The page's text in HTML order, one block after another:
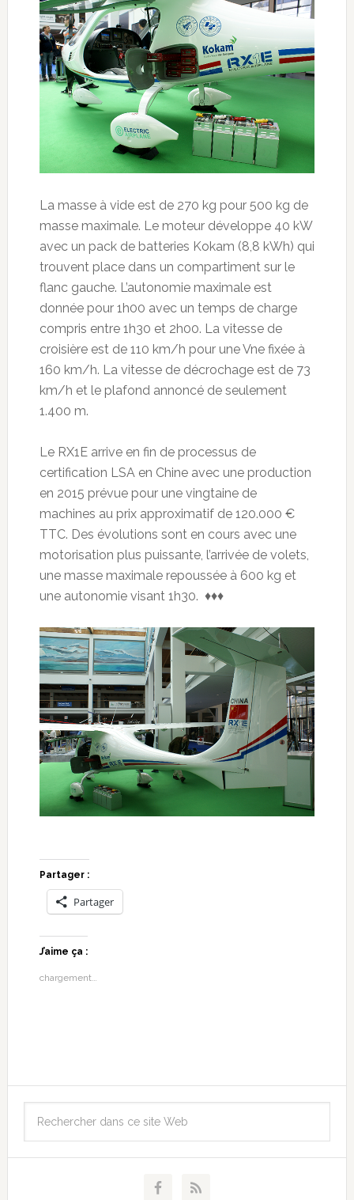
La masse à vide est de 270 kg pour 500 kg de
masse maximale. Le moteur développe 40 kW
avec un pack de batteries Kokam (8,8 kWh) qui
trouvent place dans un compartiment sur le
flanc gauche. L’autonomie maximale est
donnée pour 1h00 avec un temps de charge
compris entre 1h30 et 2h00. La vitesse de
croisière est de 110 km/h pour une Vne fixée à
160 km/h. La vitesse de décrochage est de 73
km/h et le plafond annoncé de seulement
1.400 m.
Le RX1E arrive en fin de processus de
certification LSA en Chine avec une production
en 2015 prévue pour une vingtaine de
machines au prix approximatif de 120.000 €
TTC. Des évolutions sont en cours avec une
motorisation plus puissante, l’arrivée de volets,
une masse maximale repoussée à 600 kg et
une autonomie visant 1h30. ♦♦♦
Partager :
Partager
J’aime ça :
chargement…